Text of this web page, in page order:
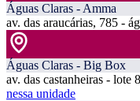
Águas Claras - Amma
av. das araucárias, 785 -
Águas Claras - Big Box
av. das castanheiras - lote
nessa unidade